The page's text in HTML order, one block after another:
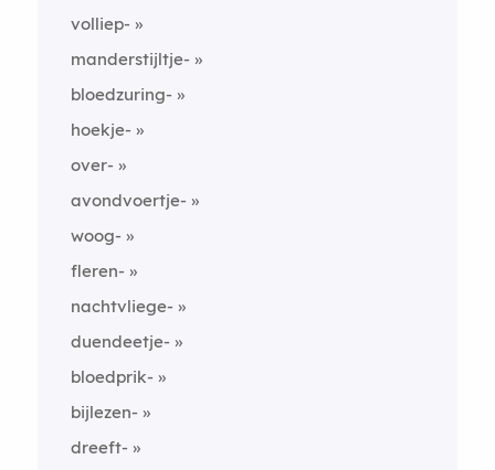
volliep-
manderstijltje-
bloedzuring-
hoekje-
over-
avondvoertje-
woog-
fleren-
nachtvliege-
duendeetje-
bloedprik-
bijlezen-
dreeft-